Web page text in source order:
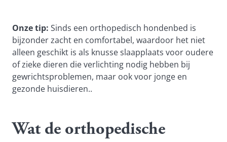
Onze tip: Sinds een orthopedisch hondenbed is
bijzonder zacht en comfortabel, waardoor het niet
alleen geschikt is als knusse slaapplaats voor oudere
of zieke dieren die verlichting nodig hebben bij
gewrichtsproblemen, maar ook voor jonge en
gezonde huisdieren..
Wat de orthopedische